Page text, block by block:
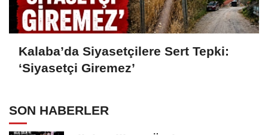
Kalaba’da Siyasetçilere Sert Tepki:
‘Siyasetçi Giremez’
SON HABERLER